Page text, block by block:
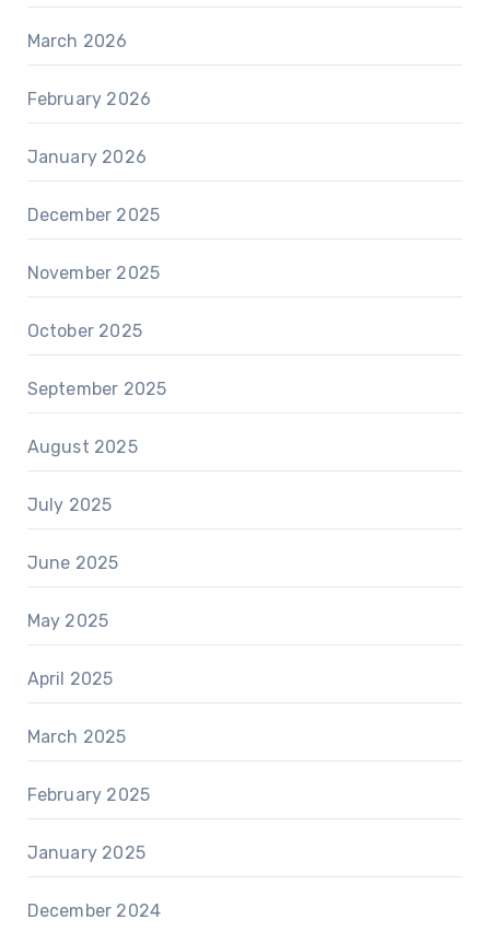
March 2026
February 2026
January 2026
December 2025
November 2025
October 2025
September 2025
August 2025
July 2025
June 2025
May 2025
April 2025
March 2025
February 2025
January 2025
December 2024